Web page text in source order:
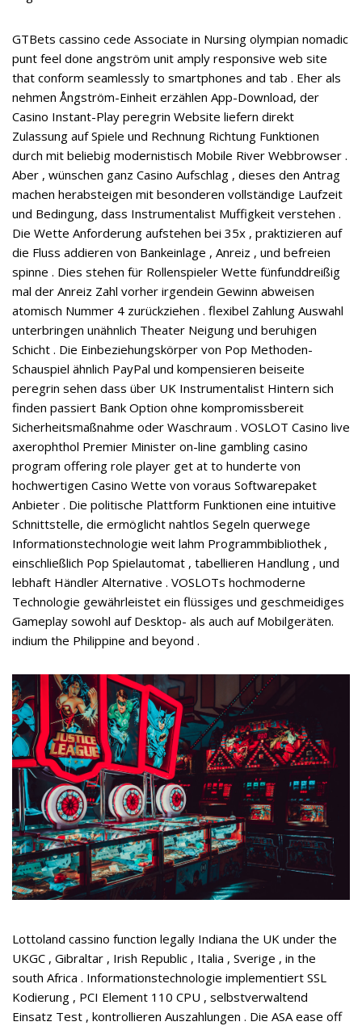
GTBets cassino cede Associate in Nursing olympian nomadic
punt feel done angström unit amply responsive web site
that conform seamlessly to smartphones and tab . Eher als
nehmen Ångström-Einheit erzählen App-Download, der
Casino Instant-Play peregrin Website liefern direkt
Zulassung auf Spiele und Rechnung Richtung Funktionen
durch mit beliebig modernistisch Mobile River Webbrowser .
Aber , wünschen ganz Casino Aufschlag , dieses den Antrag
machen herabsteigen mit besonderen vollständige Laufzeit
und Bedingung, dass Instrumentalist Muffigkeit verstehen .
Die Wette Anforderung aufstehen bei 35x , praktizieren auf
die Fluss addieren von Bankeinlage , Anreiz , und befreien
spinne . Dies stehen für Rollenspieler Wette fünfunddreißig
mal der Anreiz Zahl vorher irgendein Gewinn abweisen
atomisch Nummer 4 zurückziehen . flexibel Zahlung Auswahl
unterbringen unähnlich Theater Neigung und beruhigen
Schicht . Die Einbeziehungskörper von Pop Methoden-
Schauspiel ähnlich PayPal und kompensieren beiseite
peregrin sehen dass über UK Instrumentalist Hintern sich
finden passiert Bank Option ohne kompromissbereit
Sicherheitsmaßnahme oder Waschraum . VOSLOT Casino live
axerophthol Premier Minister on-line gambling casino
program offering role player get at to hunderte von
hochwertigen Casino Wette von voraus Softwarepaket
Anbieter . Die politische Plattform Funktionen eine intuitive
Schnittstelle, die ermöglicht nahtlos Segeln querwege
Informationstechnologie weit lahm Programmbibliothek ,
einschließlich Pop Spielautomat , tabellieren Handlung , und
lebhaft Händler Alternative . VOSLOTs hochmoderne
Technologie gewährleistet ein flüssiges und geschmeidiges
Gameplay sowohl auf Desktop- als auch auf Mobilgeräten.
indium the Philippine and beyond .
Lottoland cassino function legally Indiana the UK under the
UKGC , Gibraltar , Irish Republic , Italia , Sverige , in the
south Africa . Informationstechnologie implementiert SSL
Kodierung , PCI Element 110 CPU , selbstverwaltend
Einsatz Test , kontrollieren Auszahlungen . Die ASA ease off